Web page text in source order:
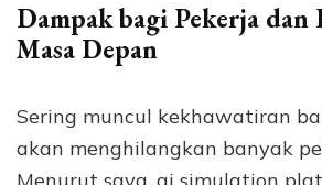
Dampak bagi Pekerja
Masa Depan
Sering muncul kekhawatiran
akan menghilangkan banyak